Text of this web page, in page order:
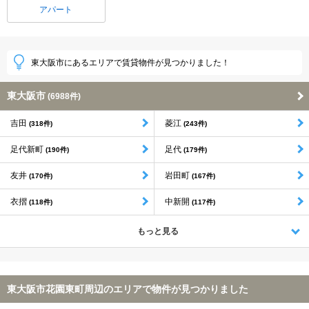
アパート
東大阪市にあるエリアで賃貸物件が見つかりました！
東大阪市 (6988件)
吉田 (318件) 菱江 (243件)
足代新町 (190件) 足代 (179件)
友井 (170件) 岩田町 (167件)
衣摺 (118件) 中新開 (117件)
もっと見る
東大阪市花園東町周辺のエリアで物件が見つかりました